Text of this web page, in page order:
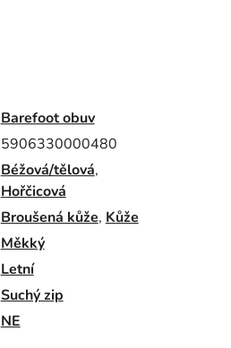
Barefoot obuv
5906330000480
Béžová/tělová,
Hořčicová
Broušená kůže, Kůže
Měkký
Letní
Suchý zip
NE